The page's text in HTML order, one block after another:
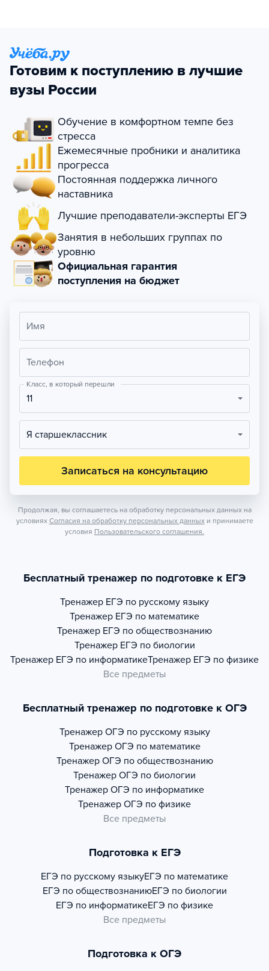
Готовим к поступлению в лучшие
вузы России
Обучение в комфортном темпе без
стресса
Ежемесячные пробники и аналитика
прогресса
Постоянная поддержка личного
наставника
Лучшие преподаватели-эксперты ЕГЭ
Занятия в небольших группах по
уровню
Официальная гарантия
поступления на бюджет
Имя
Телефон
Класс, в который перешли
11
Я старшеклассник
Записаться на консультацию
Продолжая, вы соглашаетесь на обработку персональных данных на
условиях Согласия на обработку персональных данных и принимаете
условия Пользовательского соглашения.
Бесплатный тренажер по подготовке к ЕГЭ
Тренажер ЕГЭ по русскому языку
Тренажер ЕГЭ по математике
Тренажер ЕГЭ по обществознанию
Тренажер ЕГЭ по биологии
Тренажер ЕГЭ по информатикеТренажер ЕГЭ по физике
Все предметы
Бесплатный тренажер по подготовке к ОГЭ
Тренажер ОГЭ по русскому языку
Тренажер ОГЭ по математике
Тренажер ОГЭ по обществознанию
Тренажер ОГЭ по биологии
Тренажер ОГЭ по информатике
Тренажер ОГЭ по физике
Все предметы
Подготовка к ЕГЭ
ЕГЭ по русскому языкуЕГЭ по математике
ЕГЭ по обществознаниюЕГЭ по биологии
ЕГЭ по информатикеЕГЭ по физике
Все предметы
Подготовка к ОГЭ